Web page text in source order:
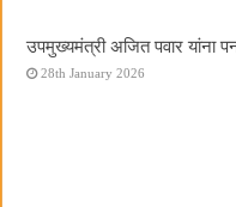
उपमुख्यमंत्री अजित पवार यांना
28th January 2026